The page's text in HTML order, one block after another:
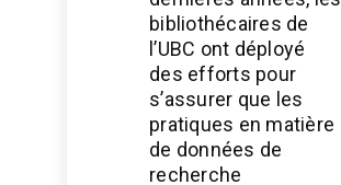
bibliothécaires de
l’UBC ont déployé
des efforts pour
s’assurer que les
pratiques en matière
de données de
recherche